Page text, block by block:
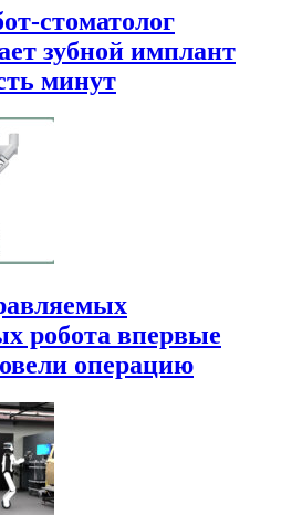
стоматолог
зубной имплант
минут
робота впервые
операцию